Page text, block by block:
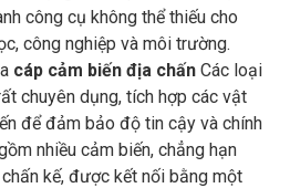
công cụ không thể thiếu cho
công nghiệp và môi trường.
cáp cảm biến địa chấnCác loại
chuyên dụng, tích hợp các vật
để đảm bảo độ tin cậy và chính
nhiều cảm biến, chẳng hạn
kế, được kết nối bằng một